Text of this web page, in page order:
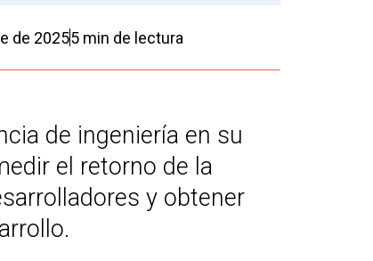
de 20255 min de lectura
de ingeniería en su
el retorno de la
y obtener